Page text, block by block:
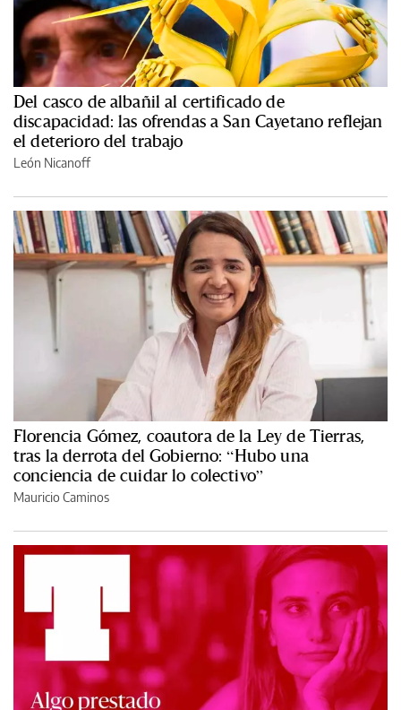
Del casco de albañil al certificado de
discapacidad: las ofrendas a San Cayetano reflejan
el deterioro del trabajo
León Nicanoff
Florencia Gómez, coautora de la Ley de Tierras,
tras la derrota del Gobierno: “Hubo una
conciencia de cuidar lo colectivo”
Mauricio Caminos